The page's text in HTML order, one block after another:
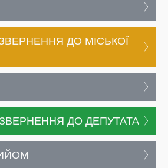
ДО МІСЬКОЇ
ДО ДЕПУТАТА